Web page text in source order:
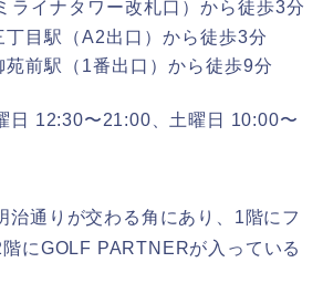
ライナタワー改札口）から徒歩3分
丁目駅（A2出口）から徒歩3分
苑前駅（1番出口）から徒歩9分
日 12:30〜21:00、土曜日 10:00〜
治通りが交わる角にあり、1階にフ
にGOLF PARTNERが入っている